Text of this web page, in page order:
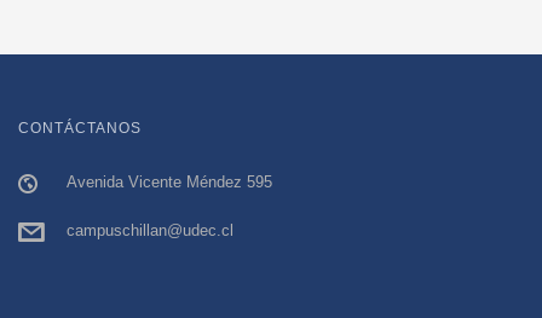
CONTÁCTANOS
Avenida Vicente Méndez 595
campuschillan@udec.cl